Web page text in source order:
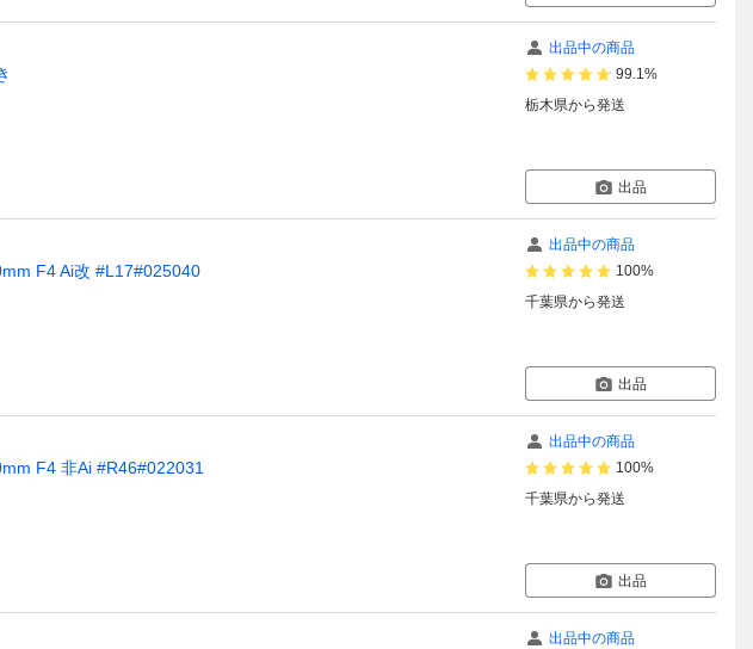
出品中の商品
99.1%
栃木県から発送
出品
F4 Ai改 #L17#025040
出品中の商品
100%
千葉県から発送
出品
F4 非Ai #R46#022031
出品中の商品
100%
千葉県から発送
出品
出品中の商品